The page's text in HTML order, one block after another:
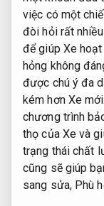
việc có một
đòi hỏi rất
để giúp Xe
hỏng không
được chú ý đa
kém hơn Xe mới.
chương trình
thọ của Xe và
trạng thái chất
cũng sẽ giúp
sang sửa, Phù